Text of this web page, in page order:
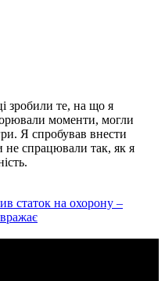
зробили те, на що я
моменти, могли
Я спробував внести
не спрацювали так, як я
статок на охорону –